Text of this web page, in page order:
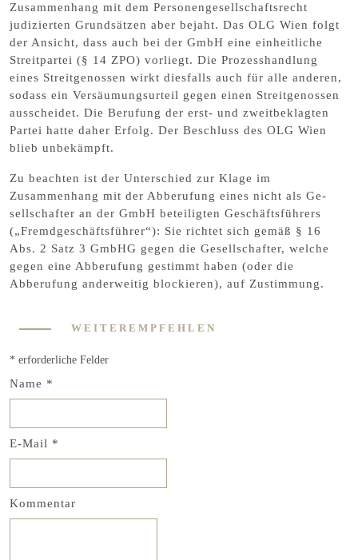
Zusammenhang mit dem Personengesellschaftsrecht
judizierten Grundsätzen aber bejaht. Das OLG Wien folgt
der Ansicht, dass auch bei der GmbH eine einheitliche
Streitpartei (§ 14 ZPO) vorliegt. Die Prozesshandlung
eines Streitgenossen wirkt diesfalls auch für alle anderen,
sodass ein Versäumungsurteil gegen einen Streitgenossen
ausscheidet. Die Berufung der erst- und zweitbe­klagten
Partei hatte daher Erfolg. Der Beschluss des OLG Wien
blieb unbekämpft.
Zu beachten ist der Unterschied zur Klage im
Zusammenhang mit der Abberufung eines nicht als Ge­
sellschafter an der GmbH beteiligten Geschäftsführers
(„Fremdgeschäftsführer“): Sie richtet sich gemäß § 16
Abs. 2 Satz 3 GmbHG gegen die Gesellschafter, welche
gegen eine Abberufung gestimmt haben (oder die
Abberufung anderweitig blockieren), auf Zustimmung.
WEITEREMPFEHLEN
Name *
E-Mail *
Kommentar